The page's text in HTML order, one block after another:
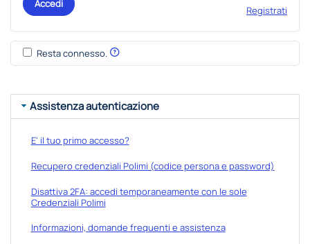
Accedi
Registrati
Resta connesso.
Assistenza autenticazione
E' il tuo primo accesso?
Recupero credenziali Polimi (codice persona e password)
Disattiva 2FA: accedi temporaneamente con le sole
Credenziali Polimi
Informazioni, domande frequenti e assistenza